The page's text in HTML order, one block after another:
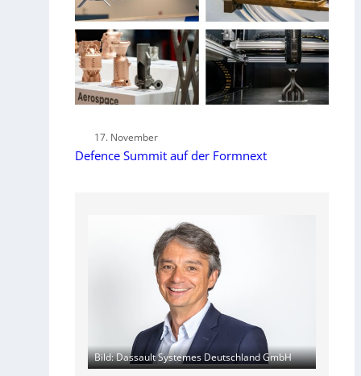
17. November
Defence Summit auf der Formnext
Bild: Dassault Systemes Deutschland GmbH